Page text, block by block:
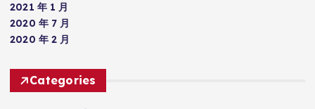
2021 年 1 月
2020 年 7 月
2020 年 2 月
Categories